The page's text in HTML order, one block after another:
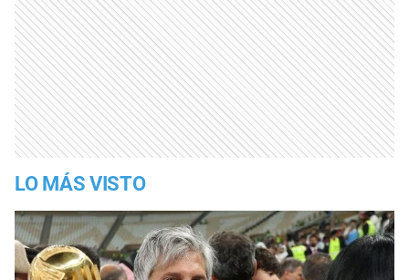
LO MÁS VISTO